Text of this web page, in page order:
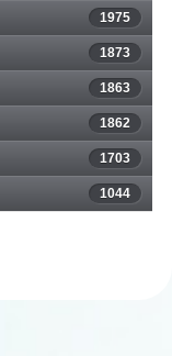
1975
1873
1863
1862
1703
1044